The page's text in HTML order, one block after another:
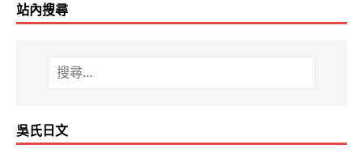
站內搜尋
吳氏日文